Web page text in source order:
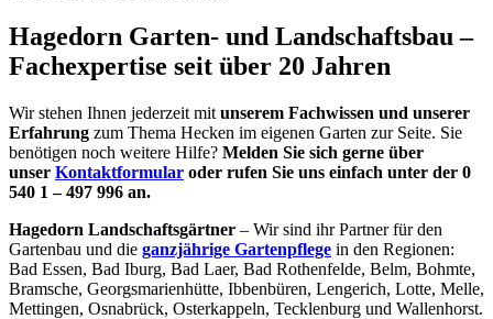
Hagedorn Garten- und Landschaftsbau –
Fachexpertise seit über 20 Jahren
Wir stehen Ihnen jederzeit mit unserem Fachwissen und unserer
Erfahrung zum Thema Hecken im eigenen Garten zur Seite. Sie
benötigen noch weitere Hilfe? Melden Sie sich gerne über
unser Kontaktformular oder rufen Sie uns einfach unter der 0
540 1 – 497 996 an.
Hagedorn Landschaftsgärtner – Wir sind ihr Partner für den
Gartenbau und die ganzjährige Gartenpflege in den Regionen:
Bad Essen, Bad Iburg, Bad Laer, Bad Rothenfelde, Belm, Bohmte,
Bramsche, Georgsmarienhütte, Ibbenbüren, Lengerich, Lotte, Melle,
Mettingen, Osnabrück, Osterkappeln, Tecklenburg und Wallenhorst.